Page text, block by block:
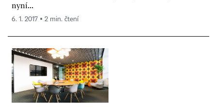
nyní...
6. 1. 2017 ▪ 2 min. čtení